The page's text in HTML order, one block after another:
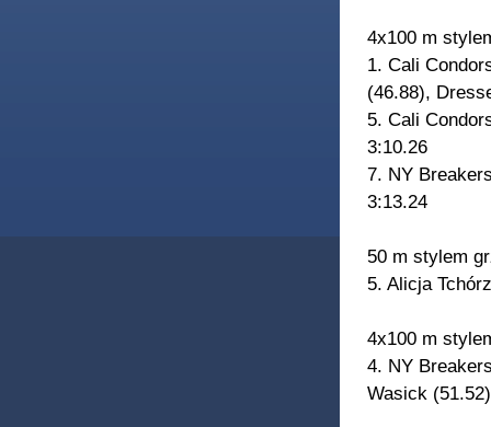
4x100 m
1. Cali
(46.88),
5. Cali
3:10.26
7. NY
3:13.24
50 m stylem
5. Alicja
4x100 m
4. NY
Wasick